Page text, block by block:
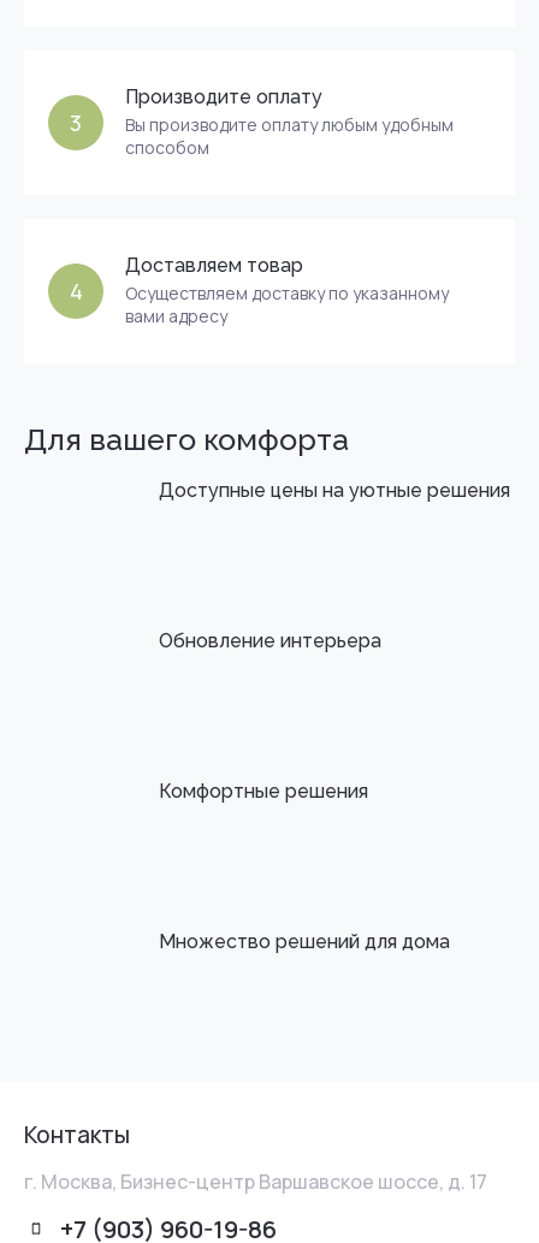
3
Производите оплату
Вы производите оплату любым удобным
способом
4
Доставляем товар
Осуществляем доставку по указанному
вами адресу
Для вашего комфорта
Доступные цены на уютные решения
Обновление интерьера
Комфортные решения
Множество решений для дома
Контакты
г. Москва, Бизнес-центр Варшавское шоссе, д. 17
+7 (903) 960-19-86